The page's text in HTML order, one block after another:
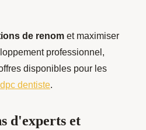
de renom et maximiser
professionnel,
disponibles pour les
dpc dentiste.
d'experts et